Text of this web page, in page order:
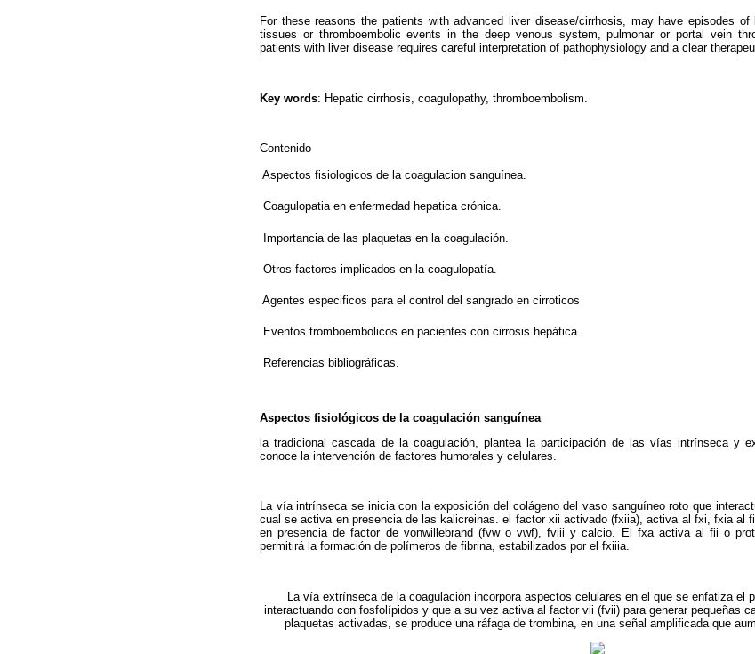
For these reasons the patients with advanced liver disea­se/cirrhosis, may have episodes
tissues or thromboembolic events in the deep venous system, pulmonar or portal vein
patients with liver disease requires careful interpreta­tion of pathophysiology and a clear
Key words: Hepatic cirrhosis, coagulopathy, thromboembolism.
Contenido
 Aspectos fisiologicos de la coagulacion sanguínea.
 Coagulopatia en enfermedad hepatica crónica.
 Importancia de las plaquetas en la coagulación.
 Otros factores implicados en la coagulopatía.
 Agentes especificos para el control del sangrado en cirroticos
 Eventos tromboembolicos en pacientes con cirrosis hepática.
 Referencias bibliográficas.
Aspectos fisiológicos de la coagulación sanguínea
la tradicional cascada de la coagulación, plantea la participa­ción de las vías intrínseca y
conoce la intervención de factores humorales y celulares.
La vía intrínseca se inicia con la exposición del colágeno del vaso sanguíneo roto que
cual se activa en presencia de las kalicreinas. el factor xii ac­tivado (fxiia), activa al fxi, fxia
en presencia de factor de vonwillebrand (fvw o vwf), fviii y calcio. El fxa activa al fii o
permitirá la formación de polímeros de fibrina, estabilizados por el fxiiia.
La vía extrínseca de la coagulación incorpora aspectos ce­lulares en el que se enfatiza el
interactuando con fosfolípidos y que a su vez activa al factor vii (fvii) para generar pequeñas
plaquetas activadas, se produce una ráfaga de trombina, en una señal amplificada que